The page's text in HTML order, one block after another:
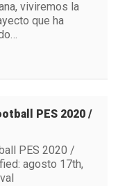
viviremos la
que ha
PES 2020 /
PES 2020 /
agosto 17th,